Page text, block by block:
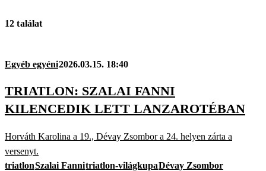
12 találat
Egyéb egyéni2026.03.15. 18:40
TRIATLON: SZALAI FANNI
KILENCEDIK LETT LANZAROTÉBAN
Horváth Karolina a 19., Dévay Zsombor a 24. helyen zárta a
versenyt.
triatlonSzalai Fannitriatlon-világkupaDévay Zsombor